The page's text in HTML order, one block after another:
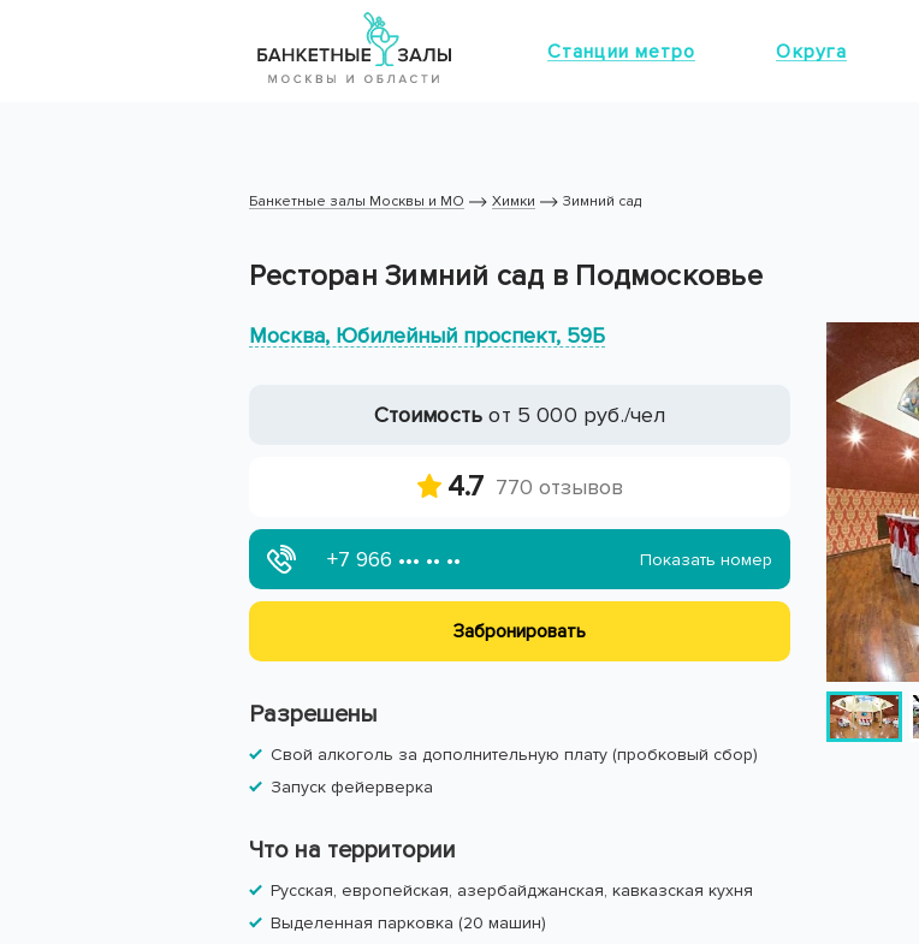
Станции метро Округа
Банкетные залы Москвы и МО Химки Зимний сад
Ресторан Зимний сад в Подмосковье
Москва, Юбилейный проспект, 59Б
Стоимость от 5 000 руб./чел
4.7 770 отзывов
+7 966 ••• •• •• Показать номер
Забронировать
Разрешены
Свой алкоголь за дополнительную плату (пробковый сбор)
Запуск фейерверка
Что на территории
Русская, европейская, азербайджанская, кавказская кухня
Выделенная парковка (20 машин)